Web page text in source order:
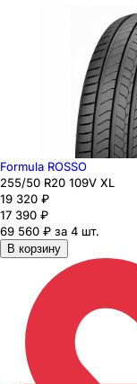
Formula ROSSO
255/50 R20 109V XL
19 320 ₽
17 390 ₽
69 560 ₽ за 4 шт.
В корзину